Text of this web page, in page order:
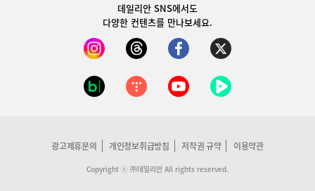
데일리안 SNS에서도
다양한 컨텐츠를 만나보세요.
광고제휴문의 개인정보취급방침 저작권 규약 이용약관
Copyright ⓒ ㈜데일리안 All rights reserved.